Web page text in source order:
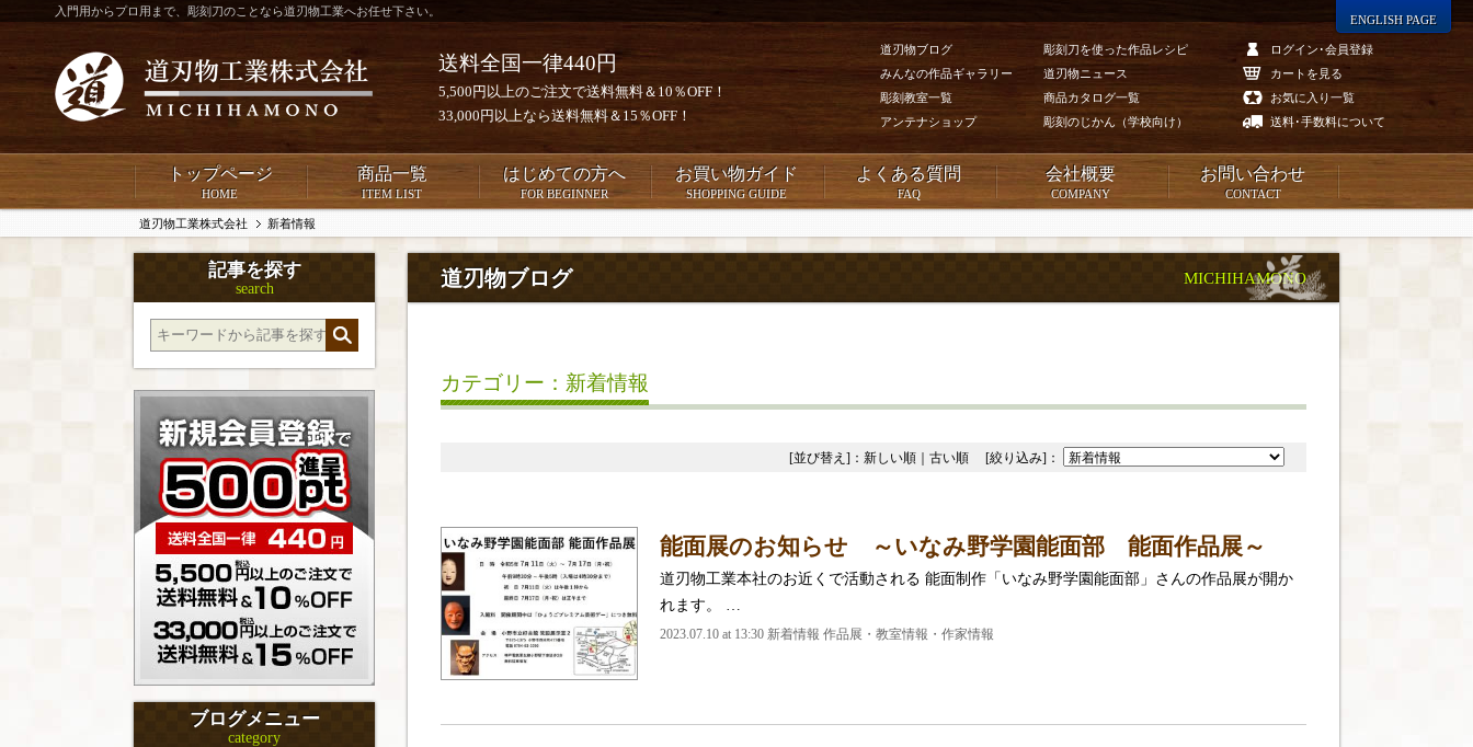
入門用からプロ用まで、彫刻刀のことなら道刃物工業へお任せ下さい。
送料全国一律440円
5,500円以上のご注文で送料無料＆10％OFF！
33,000円以上なら送料無料＆15％OFF！
道刃物ブログ
みんなの作品ギャラリー
彫刻教室一覧
アンテナショップ
彫刻刀を使った作品レシピ
道刃物ニュース
商品カタログ一覧
彫刻のじかん（学校向け）
ログイン･会員登録
カートを見る
お気に入り一覧
送料･手数料について
ENGLISH PAGE
トップページ
HOME
商品一覧
ITEM LIST
はじめての方へ
FOR BEGINNER
お買い物ガイド
SHOPPING GUIDE
よくある質問
FAQ
会社概要
COMPANY
お問い合わせ
CONTACT
道刃物工業株式会社 新着情報
道刃物ブログ MICHIHAMONO
カテゴリー：新着情報
[並び替え]： 新しい順 古い順 [絞り込み]：
能面展のお知らせ ～いなみ野学園能面部 能面作品展～
道刃物工業本社のお近くで活動される 能面制作「いなみ野学園能面部」さんの作品展が開か
れます。 …
2023.07.10 at 13:30 新着情報 作品展・教室情報・作家情報
記事を探す
search
ブログメニュー
category